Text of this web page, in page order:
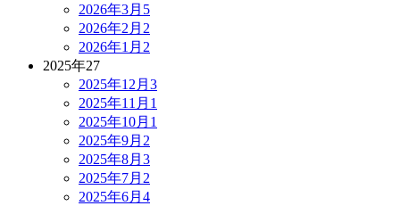
2026年3月 5
2026年2月 2
2026年1月 2
2025年27
2025年12月 3
2025年11月 1
2025年10月 1
2025年9月 2
2025年8月 3
2025年7月 2
2025年6月 4